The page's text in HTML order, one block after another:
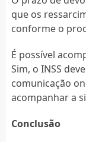
que os
conforme o
É possível
Sim, o INSS
comunicação
acompanhar a
Conclusão